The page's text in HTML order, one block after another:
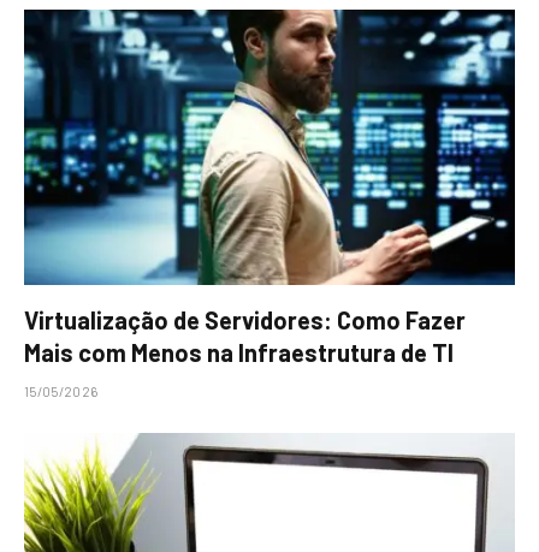
Virtualização de Servidores: Como Fazer
Mais com Menos na Infraestrutura de TI
15/05/2026